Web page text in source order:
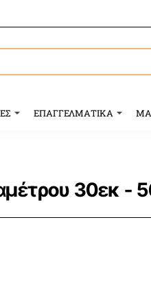
ΕΠΑΓΓΕΛΜΑΤΙΚΑ
30εκ -